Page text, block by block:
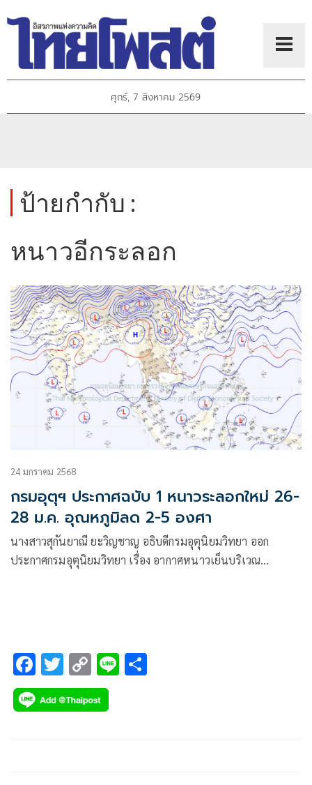
ศุกร์, 7 สิงหาคม 2569
ป้ายกำกับ :
หนาวอีกระลอก
24 มกราคม 2568
กรมอุตุฯ ประกาศฉบับ 1 หนาวระลอกใหม่ 26-
28 ม.ค. อุณหภูมิลด 2-5 องศา
นางสาวสุกันยาณี ยะวิญชาญ อธิบดีกรมอุตุนิยมวิทยา ออก
ประกาศกรมอุตุนิยมวิทยา เรื่อง อากาศหนาวเย็นบริเวณ
F
ac
e
T
wi
tt
C
o
p
Li